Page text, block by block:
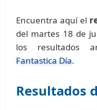
Encuentra aquí el
del martes 18 de
los resultados
Fantastica Día.
Resultados